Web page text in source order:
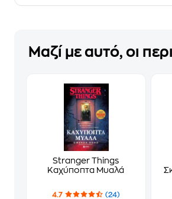
Μαζί με αυτό, οι
Stranger Things
Καχύποπτα Μυαλά
4.7
(24)